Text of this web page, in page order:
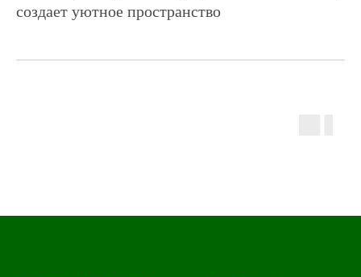
создает уютное пространство